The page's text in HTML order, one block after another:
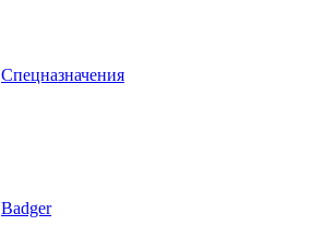
Спецназначения
Badger